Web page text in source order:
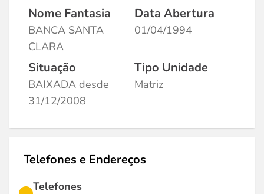
Nome Fantasia
BANCA SANTA
CLARA
Data Abertura
01/04/1994
Situação
BAIXADA desde
31/12/2008
Tipo Unidade
Matriz
Telefones e Endereços
Telefones